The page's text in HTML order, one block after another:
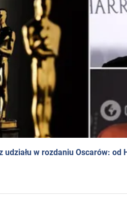
udziału w rozdaniu Oscarów: od